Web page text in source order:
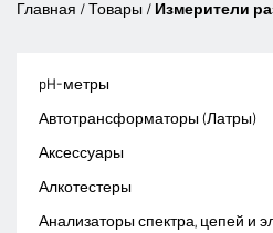
Главная / Товары / Измерители
pH-метры
Автотрансформаторы (Латры)
Аксессуары
Алкотестеры
Анализаторы спектра, цепей и